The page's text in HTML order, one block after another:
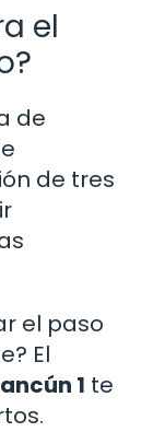
el
de
de tres
el paso
El
1 te